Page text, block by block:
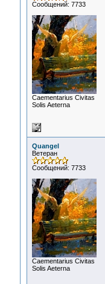
Сообщений: 7733
Сaementarius Civitas
Solis Aeterna
Quangel
Ветеран
Сообщений: 7733
Сaementarius Civitas
Solis Aeterna